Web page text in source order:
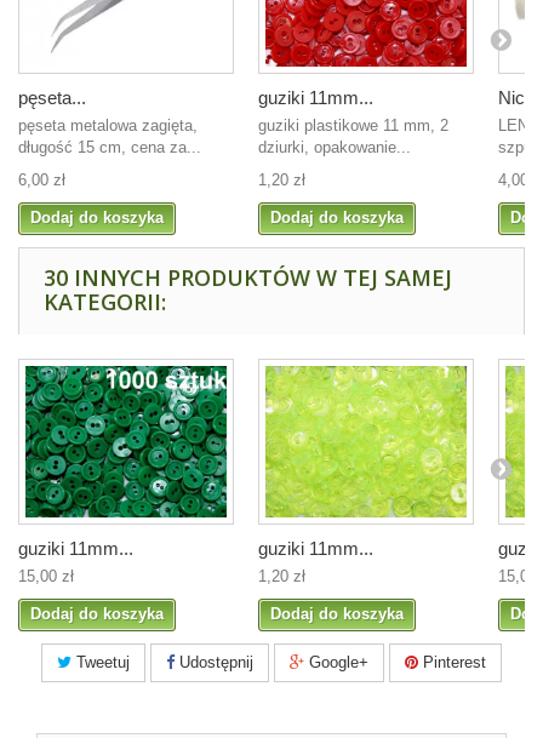
pęseta...
pęseta metalowa zagięta,
długość 15 cm, cena za...
6,00 zł
Dodaj do koszyka
guziki 11mm...
guziki plastikowe 11 mm, 2
dziurki, opakowanie...
1,20 zł
Dodaj do koszyka
Nici
4,00
30 INNYCH PRODUKTÓW W TEJ SAMEJ
KATEGORII:
guziki 11mm...
15,00 zł
Dodaj do koszyka
guziki 11mm...
1,20 zł
Dodaj do koszyka
15,00
Tweetuj Udostępnij Google+ Pinterest